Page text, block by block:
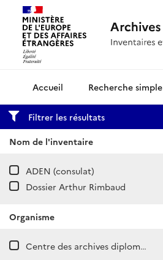
Archives diplomatiquesRecherche simple
Filtrer les résultats
Nom de l'inventaire
ADEN (consulat)
Dossier Arthur Rimbaud
Organisme
Centre des archives diplomatiques de Nantes